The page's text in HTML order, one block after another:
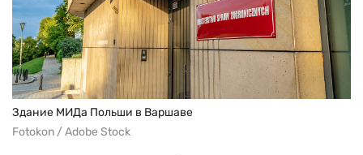
Здание МИДа Польши в Варшаве
Fotokon / Adobe Stock